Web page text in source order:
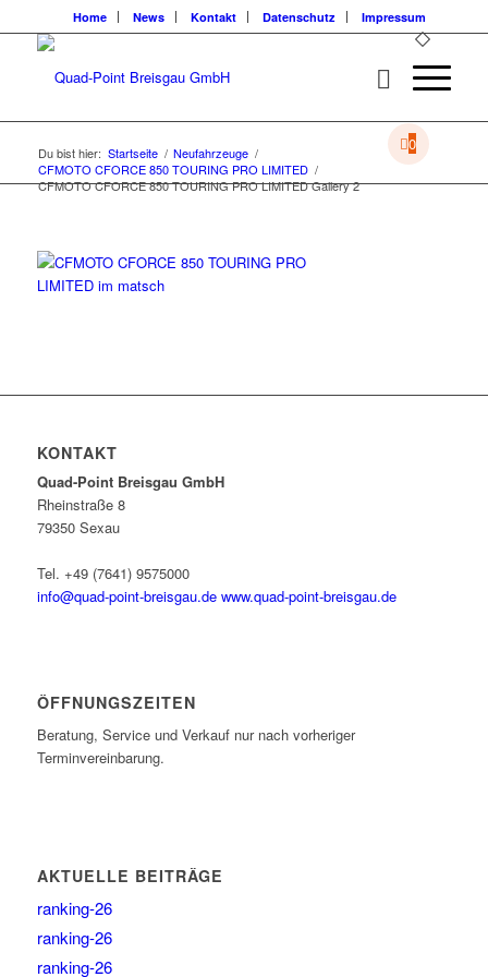
Home News Kontakt Datenschutz Impressum
0
Du bist hier: Startseite / Neufahrzeuge /
CFMOTO CFORCE 850 TOURING PRO LIMITED /
CFMOTO CFORCE 850 TOURING PRO LIMITED Gallery 2
KONTAKT
Quad-Point Breisgau GmbH
Rheinstraße 8
79350 Sexau
Tel. +49 (7641) 9575000
info@quad-point-breisgau.de www.quad-point-breisgau.de
ÖFFNUNGSZEITEN
Beratung, Service und Verkauf nur nach vorheriger
Terminvereinbarung.
AKTUELLE BEITRÄGE
ranking-26
ranking-26
ranking-26